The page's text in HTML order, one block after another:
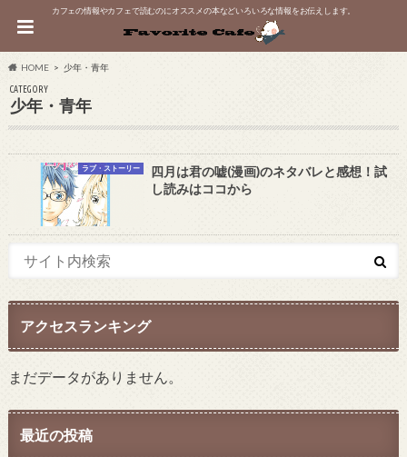
カフェの情報やカフェで読むのにオススメの本などいろいろな情報をお伝えします。
HOME 少年・青年
CATEGORY
少年・青年
ラブ・ストーリー
四月は君の嘘(漫画)のネタバレと感想！試
し読みはココから
アクセスランキング
まだデータがありません。
最近の投稿